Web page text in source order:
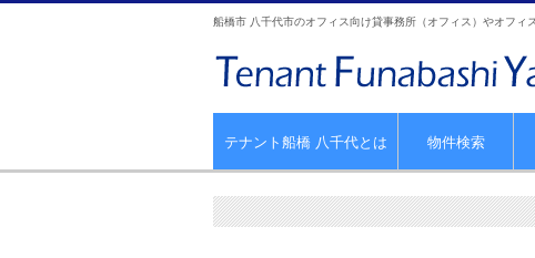
船橋市 八千代市のオフィス向け貸事務所（オフィス）やオフ
テナント船橋 八千代とは 物件検索